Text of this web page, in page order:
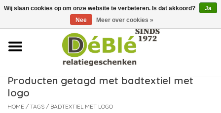
Over ons
Contact
Nieuws
Producten getagd met badtextiel met
logo
HOME / TAGS / BADTEXTIEL MET LOGO
Wij slaan cookies op om onze website te verbeteren. Is dat akkoord?
Ja
Nee
Meer over cookies »